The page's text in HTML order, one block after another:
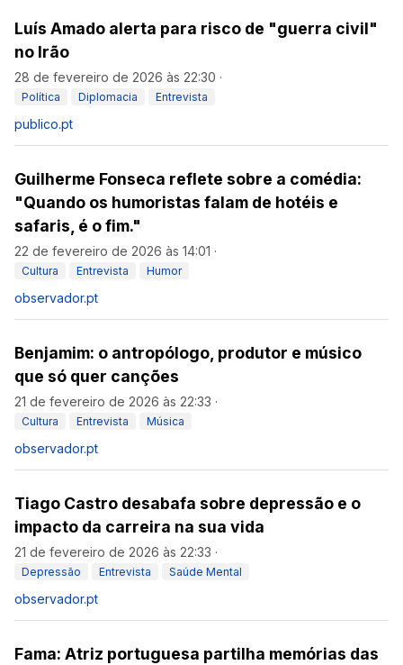
Luís Amado alerta para risco de "guerra civil"
no Irão
28 de fevereiro de 2026 às 22:30 ·
Política Diplomacia Entrevista
publico.pt
Guilherme Fonseca reflete sobre a comédia:
"Quando os humoristas falam de hotéis e
safaris, é o fim."
22 de fevereiro de 2026 às 14:01 ·
Cultura Entrevista Humor
observador.pt
Benjamim: o antropólogo, produtor e músico
que só quer canções
21 de fevereiro de 2026 às 22:33 ·
Cultura Entrevista Música
observador.pt
Tiago Castro desabafa sobre depressão e o
impacto da carreira na sua vida
21 de fevereiro de 2026 às 22:33 ·
Depressão Entrevista Saúde Mental
observador.pt
Fama: Atriz portuguesa partilha memórias das